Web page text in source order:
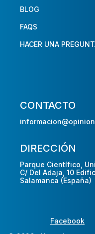
BLOG
FAQS
HACER UNA
CONTACTO
DIRECCIÓN
Parque Científico,
C/ Del Adaja, 10
Salamanca (España)
Facebook